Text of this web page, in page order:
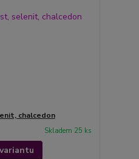
chalcedon
Skladem 25 ks